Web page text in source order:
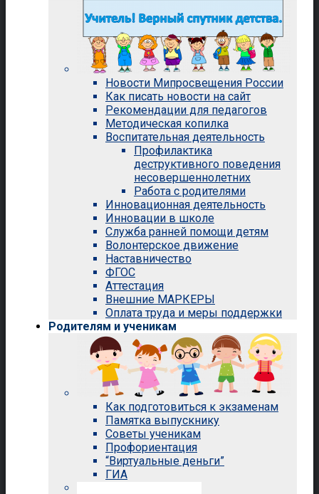
Новости Мипросвещения России
Как писать новости на сайт
Рекомендации для педагогов
Методическая копилка
Воспитательная деятельность
Профилактика
деструктивного поведения
несовершеннолетних
Работа с родителями
Инновационная деятельность
Инновации в школе
Служба ранней помощи детям
Волонтерское движение
Наставничество
ФГОС
Аттестация
Внешние МАРКЕРЫ
Оплата труда и меры поддержки
Родителям и ученикам
Как подготовиться к экзаменам
Памятка выпускнику
Советы ученикам
Профориентация
“Виртуальные деньги”
ГИА